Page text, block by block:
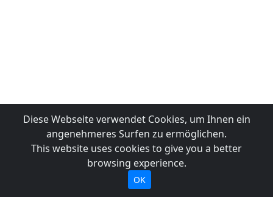
Diese Webseite verwendet Cookies, um Ihnen ein
angenehmeres Surfen zu ermöglichen.
This website uses cookies to give you a better
browsing experience.
OK